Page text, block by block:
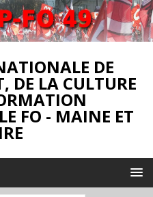
DE
DE LA CULTURE
FO - MAINE ET